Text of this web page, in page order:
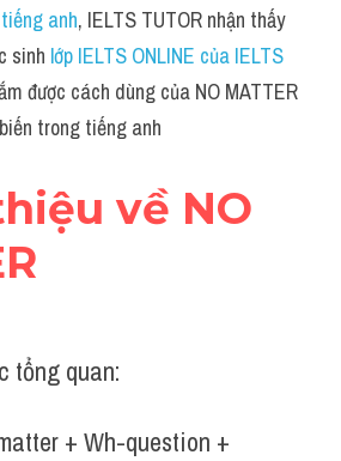
anh, IELTS TUTOR nhận thấy
sinh lớp IELTS ONLINE của IELTS
được cách dùng của NO MATTER
trong tiếng anh
về NO
tổng quan:
+ Wh-question +